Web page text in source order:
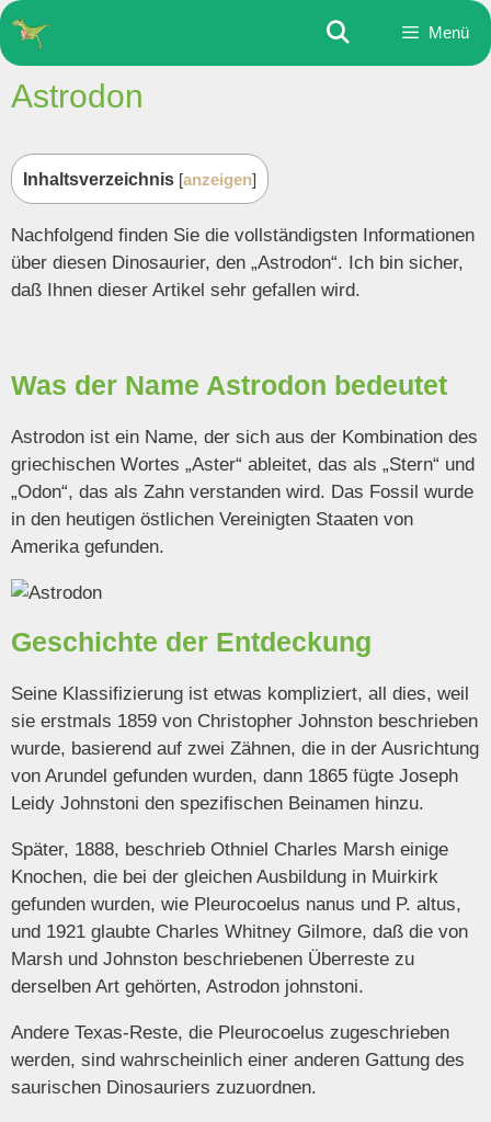
Zum
Inhalt
springen
Menü
Astrodon
Inhaltsverzeichnis [anzeigen]
Nachfolgend finden Sie die vollständigsten Informationen
über diesen Dinosaurier, den „Astrodon“. Ich bin sicher,
daß Ihnen dieser Artikel sehr gefallen wird.
Was der Name Astrodon bedeutet
Astrodon ist ein Name, der sich aus der Kombination des
griechischen Wortes „Aster“ ableitet, das als „Stern“ und
„Odon“, das als Zahn verstanden wird. Das Fossil wurde
in den heutigen östlichen Vereinigten Staaten von
Amerika gefunden.
Geschichte der Entdeckung
Seine Klassifizierung ist etwas kompliziert, all dies, weil
sie erstmals 1859 von Christopher Johnston beschrieben
wurde, basierend auf zwei Zähnen, die in der Ausrichtung
von Arundel gefunden wurden, dann 1865 fügte Joseph
Leidy Johnstoni den spezifischen Beinamen hinzu.
Später, 1888, beschrieb Othniel Charles Marsh einige
Knochen, die bei der gleichen Ausbildung in Muirkirk
gefunden wurden, wie Pleurocoelus nanus und P. altus,
und 1921 glaubte Charles Whitney Gilmore, daß die von
Marsh und Johnston beschriebenen Überreste zu
derselben Art gehörten, Astrodon johnstoni.
Andere Texas-Reste, die Pleurocoelus zugeschrieben
werden, sind wahrscheinlich einer anderen Gattung des
saurischen Dinosauriers zuzuordnen.